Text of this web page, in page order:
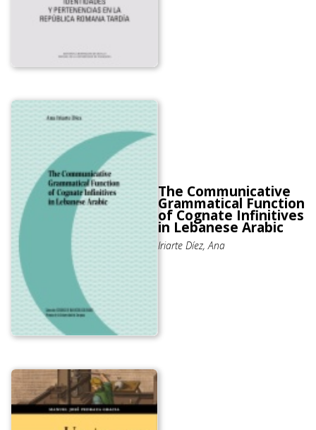
The Communicative
Grammatical Function
of Cognate Infinitives
in Lebanese Arabic
Iriarte Díez, Ana